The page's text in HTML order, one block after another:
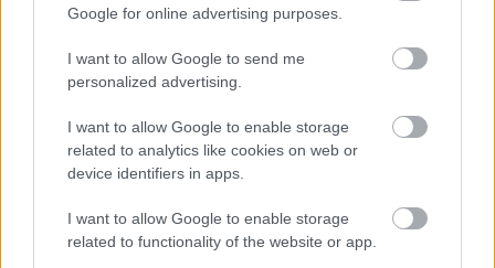
Google for online advertising purposes.
I want to allow Google to send me
personalized advertising.
I want to allow Google to enable storage
related to analytics like cookies on web or
device identifiers in apps.
I want to allow Google to enable storage
related to functionality of the website or app.
A kecskeméti futballpálya szükséges
korszerűsítéséről 2023. augusztusban döntött a
nagyságrendileg 700 millió forintos beruházás
többsége a társasági adójukat biztosító cégek
segítségével került összegyűjtésre, míg a
kecskeméti önkormányzat mintegy 300 millió